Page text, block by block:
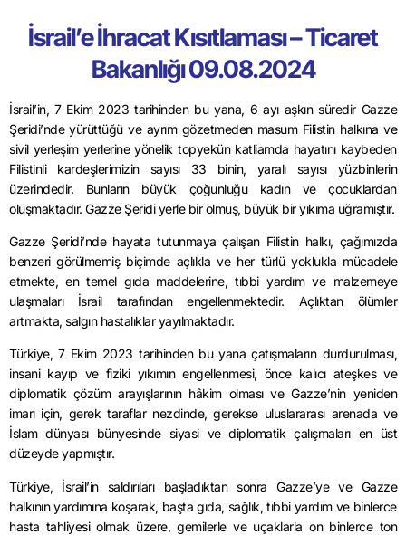
İsrail’e İhracat Kısıtlaması – Ticaret
Bakanlığı 09.08.2024
İsrail’in, 7 Ekim 2023 tarihinden bu yana, 6 ayı aşkın süredir Gazze
Şeridi’nde yürüttüğü ve ayrım gözetmeden masum Filistin halkına ve
sivil yerleşim yerlerine yönelik topyekün katliamda hayatını kaybeden
Filistinli kardeşlerimizin sayısı 33 binin, yaralı sayısı yüzbinlerin
üzerindedir. Bunların büyük çoğunluğu kadın ve çocuklardan
oluşmaktadır. Gazze Şeridi yerle bir olmuş, büyük bir yıkıma uğramıştır.
Gazze Şeridi’nde hayata tutunmaya çalışan Filistin halkı, çağımızda
benzeri görülmemiş biçimde açlıkla ve her türlü yoklukla mücadele
etmekte, en temel gıda maddelerine, tıbbi yardım ve malzemeye
ulaşmaları İsrail tarafından engellenmektedir. Açlıktan ölümler
artmakta, salgın hastalıklar yayılmaktadır.
Türkiye, 7 Ekim 2023 tarihinden bu yana çatışmaların durdurulması,
insani kayıp ve fiziki yıkımın engellenmesi, önce kalıcı ateşkes ve
diplomatik çözüm arayışlarının hâkim olması ve Gazze’nin yeniden
imarı için, gerek taraflar nezdinde, gerekse uluslararası arenada ve
İslam dünyası bünyesinde siyasi ve diplomatik çalışmaları en üst
düzeyde yapmıştır.
Türkiye, İsrail’in saldırıları başladıktan sonra Gazze’ye ve Gazze
halkının yardımına koşarak, başta gıda, sağlık, tıbbi yardım ve binlerce
hasta tahliyesi olmak üzere, gemilerle ve uçaklarla on binlerce ton